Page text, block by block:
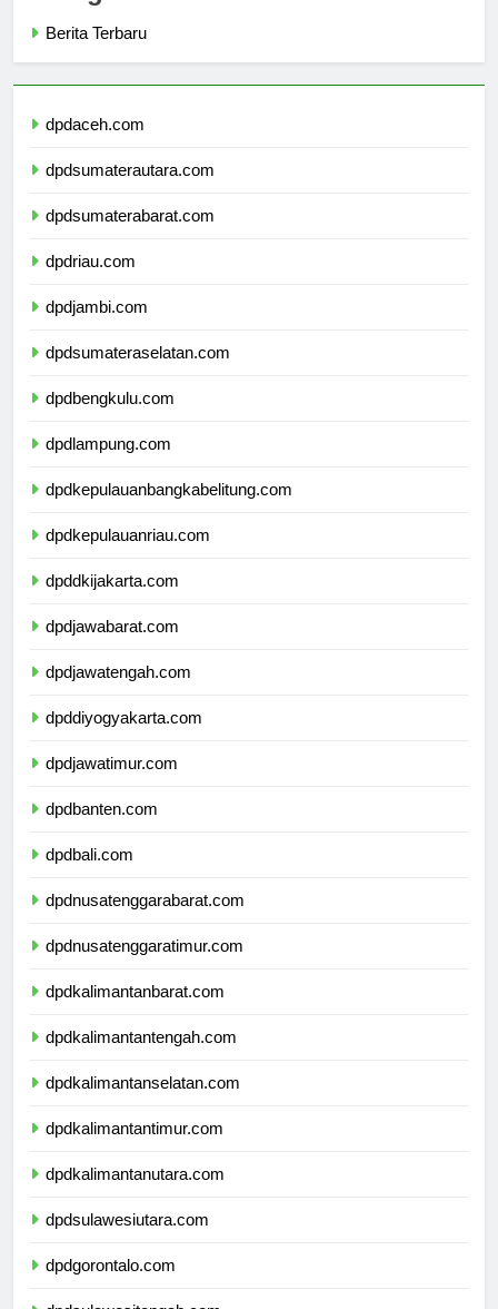
Berita Terbaru
dpdaceh.com
dpdsumaterautara.com
dpdsumaterabarat.com
dpdriau.com
dpdjambi.com
dpdsumateraselatan.com
dpdbengkulu.com
dpdlampung.com
dpdkepulauanbangkabelitung.com
dpdkepulauanriau.com
dpddkijakarta.com
dpdjawabarat.com
dpdjawatengah.com
dpddiyogyakarta.com
dpdjawatimur.com
dpdbanten.com
dpdbali.com
dpdnusatenggarabarat.com
dpdnusatenggaratimur.com
dpdkalimantanbarat.com
dpdkalimantantengah.com
dpdkalimantanselatan.com
dpdkalimantantimur.com
dpdkalimantanutara.com
dpdsulawesiutara.com
dpdgorontalo.com